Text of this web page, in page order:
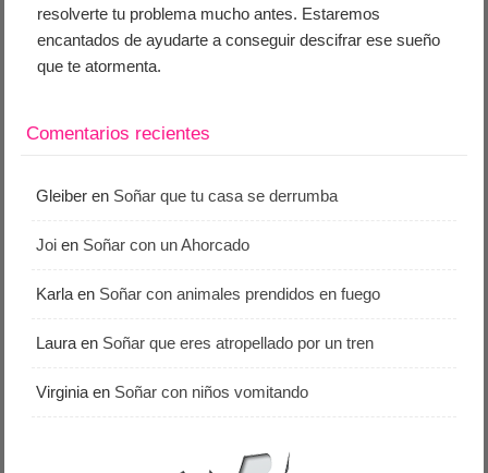
resolverte tu problema mucho antes. Estaremos
encantados de ayudarte a conseguir descifrar ese sueño
que te atormenta.
Comentarios recientes
Gleiber en Soñar que tu casa se derrumba
Joi en Soñar con un Ahorcado
Karla en Soñar con animales prendidos en fuego
Laura en Soñar que eres atropellado por un tren
Virginia en Soñar con niños vomitando